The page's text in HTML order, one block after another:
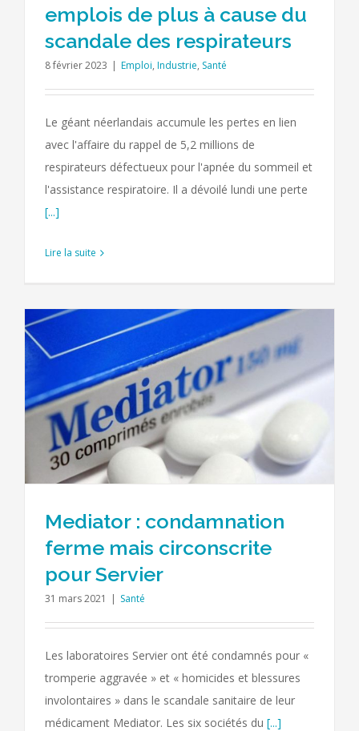
emplois de plus à cause du
scandale des respirateurs
8 février 2023 | Emploi, Industrie, Santé
Le géant néerlandais accumule les pertes en lien
avec l'affaire du rappel de 5,2 millions de
respirateurs défectueux pour l'apnée du sommeil et
l'assistance respiratoire. Il a dévoilé lundi une perte
[...]
Lire la suite
Mediator : condamnation
ferme mais circonscrite
pour Servier
31 mars 2021 | Santé
Les laboratoires Servier ont été condamnés pour «
tromperie aggravée » et « homicides et blessures
involontaires » dans le scandale sanitaire de leur
médicament Mediator. Les six sociétés du [...]